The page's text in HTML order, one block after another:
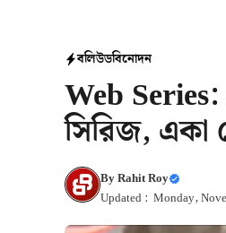
বলিউডবিনোদন
Web
সিরিজ, একা
ByRahit Roy
Updated : Monday,